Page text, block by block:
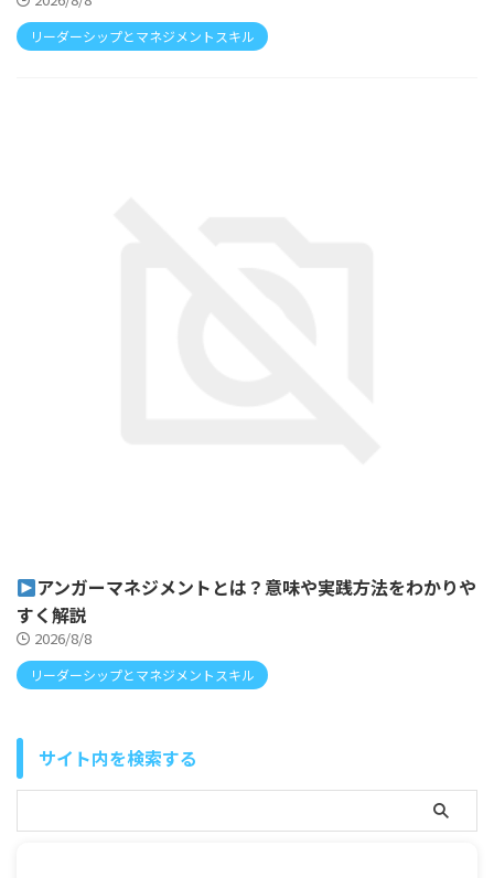
リーダーシップとマネジメントスキル
アンガーマネジメントとは？意味や実践方法をわかりや
すく解説
2026/8/8
リーダーシップとマネジメントスキル
サイト内を検索する